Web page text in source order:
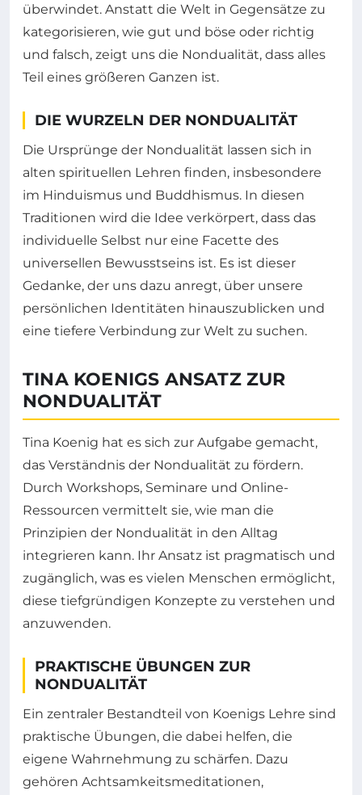
überwindet. Anstatt die Welt in Gegensätze zu
kategorisieren, wie gut und böse oder richtig
und falsch, zeigt uns die Nondualität, dass alles
Teil eines größeren Ganzen ist.
DIE WURZELN DER NONDUALITÄT
Die Ursprünge der Nondualität lassen sich in
alten spirituellen Lehren finden, insbesondere
im Hinduismus und Buddhismus. In diesen
Traditionen wird die Idee verkörpert, dass das
individuelle Selbst nur eine Facette des
universellen Bewusstseins ist. Es ist dieser
Gedanke, der uns dazu anregt, über unsere
persönlichen Identitäten hinauszublicken und
eine tiefere Verbindung zur Welt zu suchen.
TINA KOENIGS ANSATZ ZUR
NONDUALITÄT
Tina Koenig hat es sich zur Aufgabe gemacht,
das Verständnis der Nondualität zu fördern.
Durch Workshops, Seminare und Online-
Ressourcen vermittelt sie, wie man die
Prinzipien der Nondualität in den Alltag
integrieren kann. Ihr Ansatz ist pragmatisch und
zugänglich, was es vielen Menschen ermöglicht,
diese tiefgründigen Konzepte zu verstehen und
anzuwenden.
PRAKTISCHE ÜBUNGEN ZUR
NONDUALITÄT
Ein zentraler Bestandteil von Koenigs Lehre sind
praktische Übungen, die dabei helfen, die
eigene Wahrnehmung zu schärfen. Dazu
gehören Achtsamkeitsmeditationen,